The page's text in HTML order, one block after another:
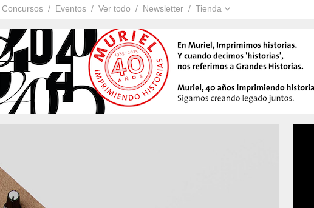
Concursos Eventos Ver todo Newsletter Tienda